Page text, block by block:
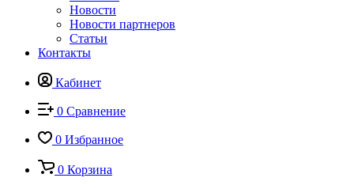
Новости
Новости партнеров
Статьи
Контакты
Кабинет
0 Сравнение
0 Избранное
0 Корзина